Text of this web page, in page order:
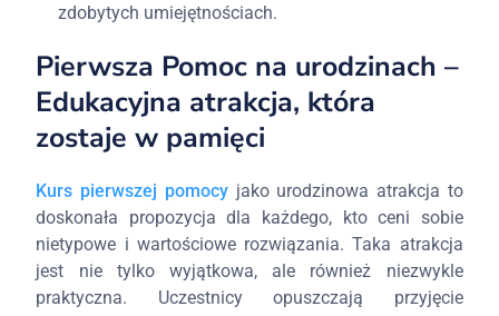
zdobytych umiejętnościach.
Pierwsza Pomoc na urodzinach –
Edukacyjna atrakcja, która
zostaje w pamięci
Kurs pierwszej pomocyjako urodzinowa atrakcja to
doskonała propozycja dla każdego, kto ceni sobie
nietypowe i wartościowe rozwiązania. Taka atrakcja
jest nie tylko wyjątkowa, ale również niezwykle
praktyczna. Uczestnicy opuszczają przyjęcie